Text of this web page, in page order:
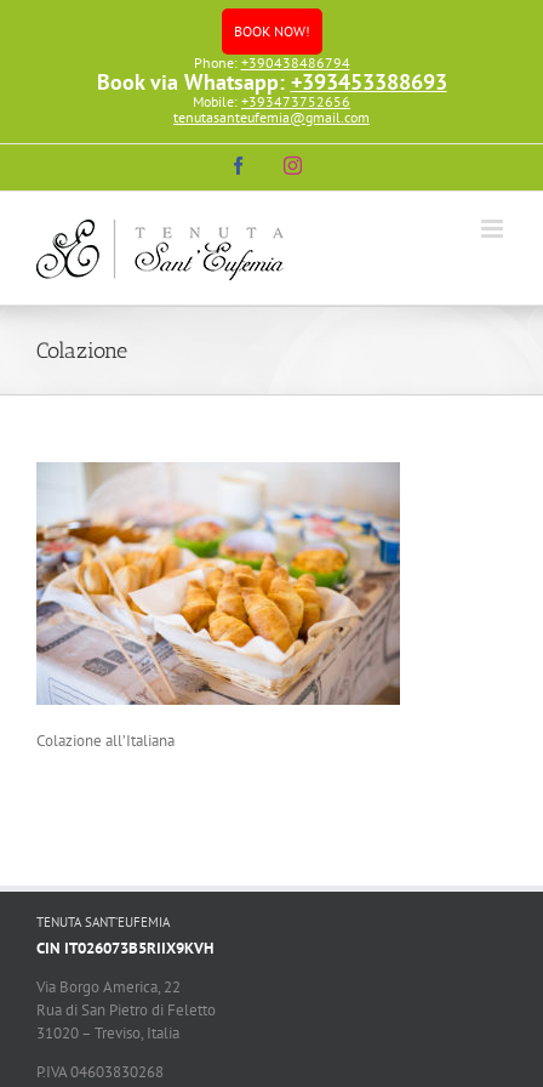
BOOK NOW!
Phone: +390438486794
Book via Whatsapp: +393453388693
Mobile: +393473752656
tenutasanteufemia@gmail.com
FacebookInstagram
Colazione
Colazione all’Italiana
TENUTA SANT’EUFEMIA
CIN IT026073B5RIIX9KVH
Via Borgo America, 22
Rua di San Pietro di Feletto
31020 – Treviso, Italia
P.IVA 04603830268